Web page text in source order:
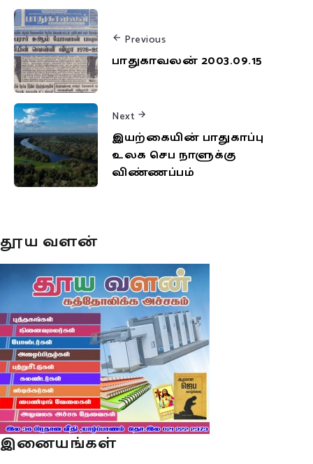
Previous
பாதுகாவலன் 2003.09.15
Next
இயற்கையின் பாதுகாப்பு
உலக செப நாளுக்கு
விண்ணப்பம்
தூய வளன்
இனையங்கள்